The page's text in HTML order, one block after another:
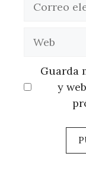
Guarda
y